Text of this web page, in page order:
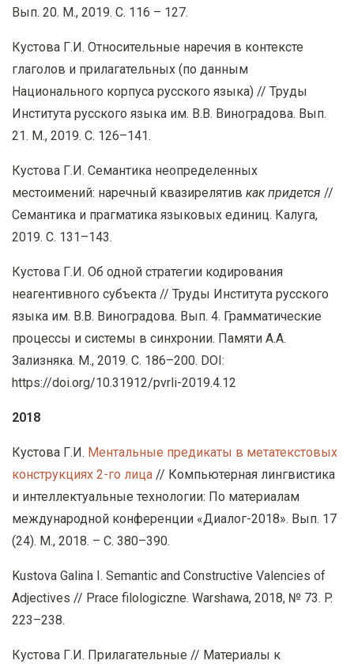
Вып. 20. М., 2019. С. 116 – 127.
Кустова Г.И. Относительные наречия в контексте
глаголов и прилагательных (по данным
Национального корпуса русского языка) // Труды
Института русского языка им. В.В. Виноградова. Вып.
21. М., 2019. С. 126–141.
Кустова Г.И. Семантика неопределенных
местоимений: наречный квазирелятив как придется //
Семантика и прагматика языковых единиц. Калуга,
2019. С. 131–143.
Кустова Г.И. Об одной стратегии кодирования
неагентивного субъекта // Труды Института русского
языка им. В.В. Виноградова. Вып. 4. Грамматические
процессы и системы в синхронии. Памяти А.А.
Зализняка. М., 2019. С. 186–200. DOI:
https://doi.org/10.31912/pvrli-2019.4.12
2018
Кустова Г.И. Ментальные предикаты в метатекстовых
конструкциях 2-го лица // Компьютерная лингвистика
и интеллектуальные технологии: По материалам
международной конференции «Диалог-2018». Вып. 17
(24). М., 2018. – С. 380–390.
Kustova Galina I. Semantic and Constructive Valencies of
Adjectives // Prace filologiczne. Warshawa, 2018, № 73. P.
223–238.
Кустова Г.И. Прилагательные // Материалы к